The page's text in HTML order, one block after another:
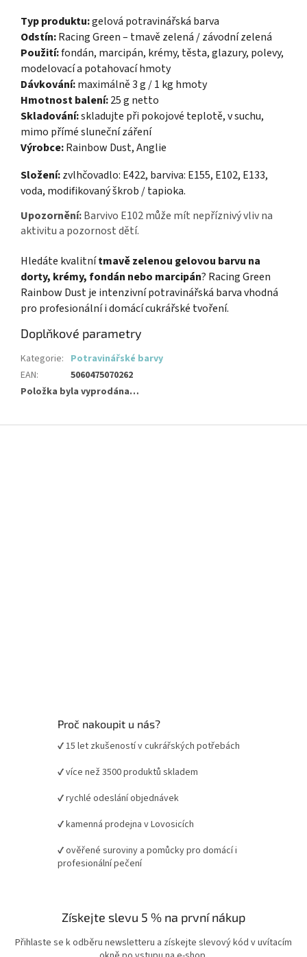
Typ produktu:gelová potravinářská barva
Odstín:Racing Green – tmavě zelená / závodní zelená
Použití:fondán, marcipán, krémy, těsta, glazury, polevy,
modelovací a potahovací hmoty
Dávkování:maximálně 3 g / 1 kg hmoty
Hmotnost balení:25 g netto
Skladování:skladujte při pokojové teplotě, v suchu,
mimo přímé sluneční záření
Výrobce:Rainbow Dust, Anglie
Složení:zvlhčovadlo: E422, barviva: E155, E102, E133,
voda, modifikovaný škrob / tapioka.
Upozornění:Barvivo E102 může mít nepříznivý vliv na
aktivitu a pozornost dětí.
Hledáte kvalitnítmavě zelenou gelovou barvu na
dorty, krémy, fondán nebo marcipán? Racing Green
Rainbow Dust je intenzivní potravinářská barva vhodná
pro profesionální i domácí cukrářské tvoření.
Doplňkové parametry
Kategorie: Potravinářské barvy
EAN:
5060475070262
Položka byla vyprodána…
Proč nakoupit u nás?
✔ 15 let zkušeností v cukrářských potřebách
✔ více než 3500 produktů skladem
✔ rychlé odeslání objednávek
✔ kamenná prodejna v Lovosicích
✔ ověřené suroviny a pomůcky pro domácí i
profesionální pečení
Získejte slevu 5 % na první nákup
Přihlaste se k odběru newsletteru a získejte slevový kód v uvítacím